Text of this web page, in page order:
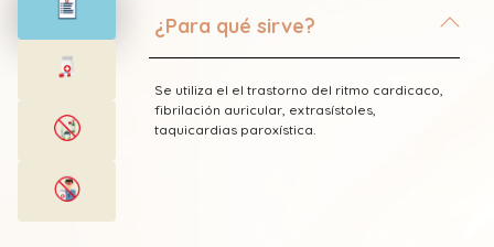
¿Para qué sirve?
Se utiliza el el trastorno del ritmo cardicaco,
fibrilación auricular, extrasístoles,
taquicardias paroxística.